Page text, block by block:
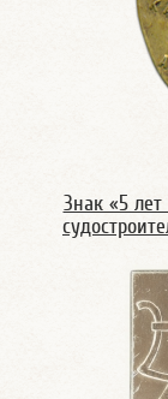
Знак «5